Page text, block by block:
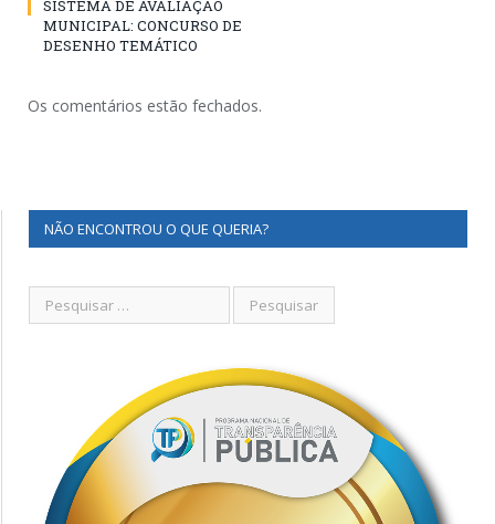
SISTEMA DE AVALIAÇÃO
MUNICIPAL: CONCURSO DE
DESENHO TEMÁTICO
Os comentários estão fechados.
NÃO ENCONTROU O QUE QUERIA?